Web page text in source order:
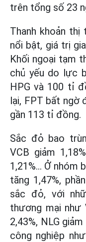
trên tổng số 23
Thanh khoản thị
nổi bật, giá trị
Khối ngoại tạm
chủ yếu do lực
HPG và 100 tỉ
lại, FPT bất ngờ
gần 113 tỉ đồng.
Sắc đỏ bao
VCB giảm
1,21%... Ở nhóm
tăng 1,47%,
sắc đỏ, với
thương mại như
2,43%, NLG
công nghiệp